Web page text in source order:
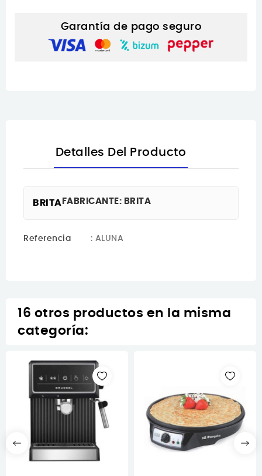
Garantía de pago seguro
Detalles Del Producto
BRITA FABRICANTE: BRITA
Referencia : ALUNA
16 otros productos en la misma
categoría: